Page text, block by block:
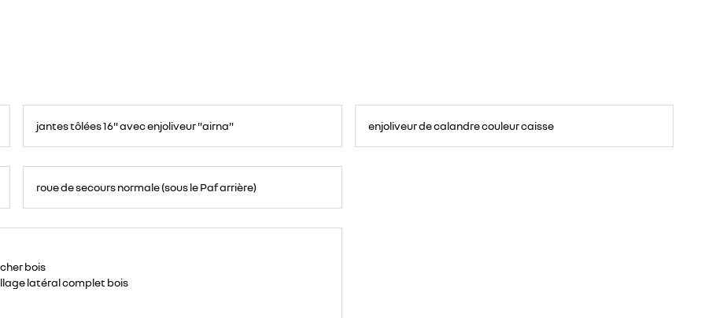
jantes tôlées 16" avec enjoliveur "airna" enjoliveur de calandre couleur caisse
roue de secours normale (sous le Paf arrière)
bois
latéral complet bois